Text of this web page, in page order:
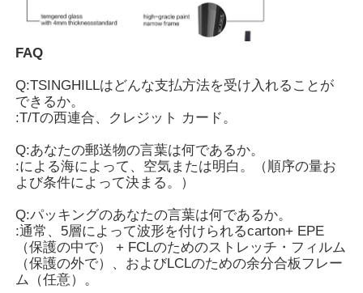
FAQ
Q:TSINGHILLはどんな支払方法を受け入れることが
できるか。
:T/Tの西連合、クレジット カード。
Q:あなたの郵送物の言葉は何であるか。
:による海によって、空気または明白。（順序の量お
よび条件によって決まる。）
Q:パッキングのあなたの言葉は何であるか。
:通常、5層によって波形を付けられるcarton+ EPE
（保護の中で） + FCLのためのストレッチ・フィルム
（保護の外で）、およびLCLのための余分合板フレー
ム（任意）。